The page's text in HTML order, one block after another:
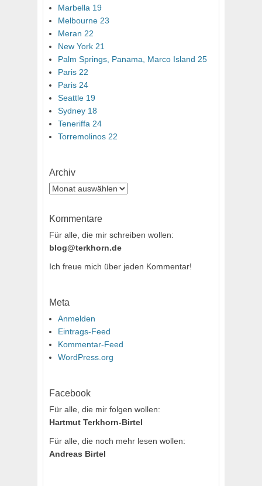
Marbella 19
Melbourne 23
Meran 22
New York 21
Palm Springs, Panama, Marco Island 25
Paris 22
Paris 24
Seattle 19
Sydney 18
Teneriffa 24
Torremolinos 22
Archiv
Archiv
Kommentare
Für alle, die mir schreiben wollen:
blog@terkhorn.de
Ich freue mich über jeden Kommentar!
Meta
Anmelden
Eintrags-Feed
Kommentar-Feed
WordPress.org
Facebook
Für alle, die mir folgen wollen:
Hartmut Terkhorn-Birtel
Für alle, die noch mehr lesen wollen:
Andreas Birtel